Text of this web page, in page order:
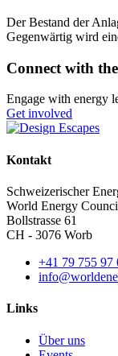
Der Bestand der
Gegenwärtig wird
Connect with
Engage with energy
Get involved
Kontakt
Schweizerischer
World Energy
Bollstrasse 61
CH - 3076 Worb
+41 79 755 97
Links
Über uns